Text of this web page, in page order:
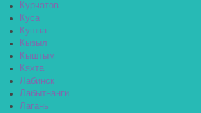
Курчатов
Куса
Кушва
Кызыл
Кыштым
Кяхта
Лабинск
Лабытнанги
Лагань